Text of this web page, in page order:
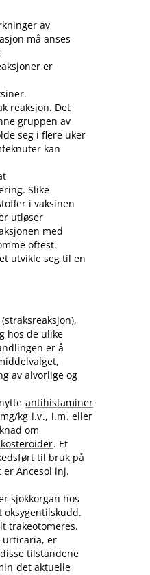
av
må anses
er
reaksjon. Det
gruppen av
seg i flere uker
kan
Slike
i vaksinen
utløser
med
oftest.
utvikle seg til en
hos de ulike
er å
av alvorlige og
antihistaminer
kg i.v., i.m. eller
om
. Et
til bruk på
Ancesol inj.
sjokkorgan hos
trakeotomeres.
urticaria, er
tilstandene
det aktuelle